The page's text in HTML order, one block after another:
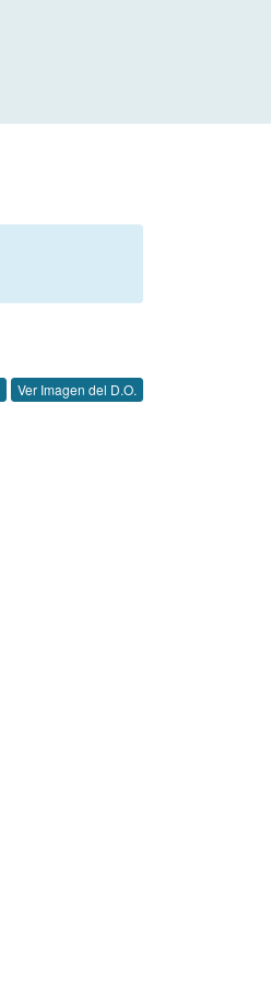
Ver Imagen del D.O.